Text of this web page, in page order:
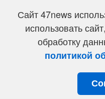
Сайт 47news
использовать
обработку
политикой
47 новостей (47 news)2005
Свидетельство о
Федеральной службой по
информационных